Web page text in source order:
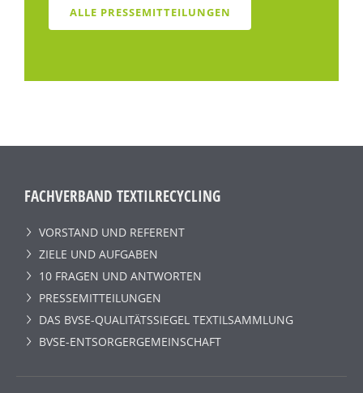
ALLE PRESSEMITTEILUNGEN
FACHVERBAND TEXTILRECYCLING
VORSTAND UND REFERENT
ZIELE UND AUFGABEN
10 FRAGEN UND ANTWORTEN
PRESSEMITTEILUNGEN
DAS BVSE-QUALITÄTSSIEGEL TEXTILSAMMLUNG
BVSE-ENTSORGERGEMEINSCHAFT